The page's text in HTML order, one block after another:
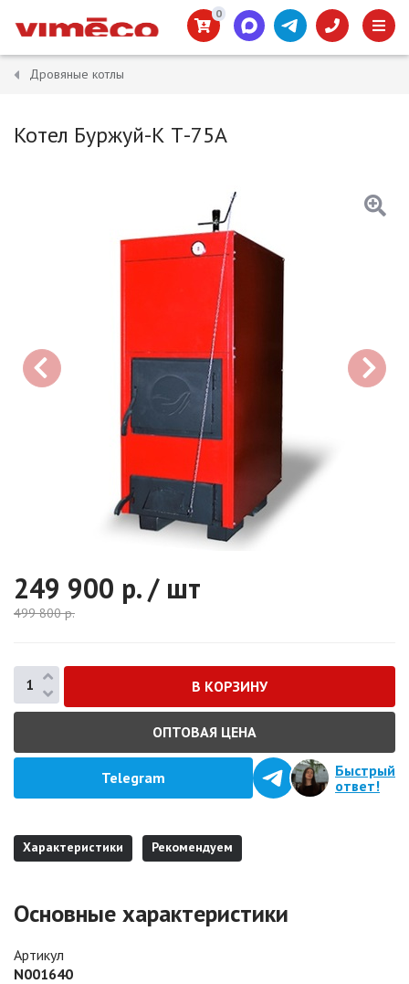
0
Дровяные котлы
Котел Буржуй-К Т-75А
249 900 р. / шт
499 800р.
ОПТОВАЯ ЦЕНА
Telegram
Быстрый
ответ!
Характеристики Рекомендуем
Основные характеристики
Артикул
N001640